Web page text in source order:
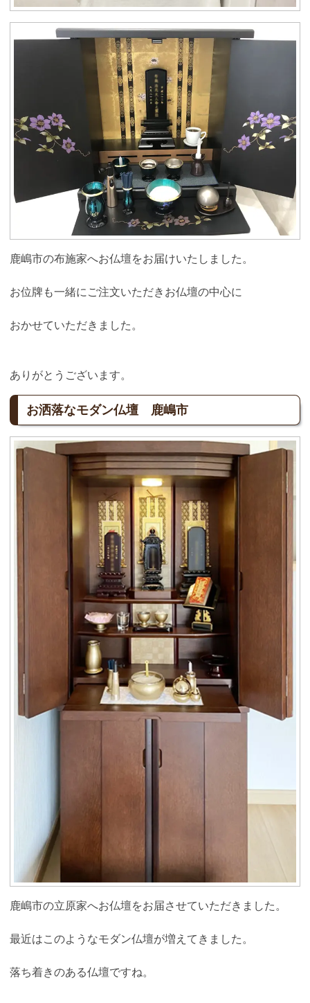
鹿嶋市の布施家へお仏壇をお届けいたしました。
お位牌も一緒にご注文いただきお仏壇の中心に
おかせていただきました。
ありがとうございます。
お洒落なモダン仏壇 鹿嶋市
鹿嶋市の立原家へお仏壇をお届させていただきました。
最近はこのようなモダン仏壇が増えてきました。
落ち着きのある仏壇ですね。